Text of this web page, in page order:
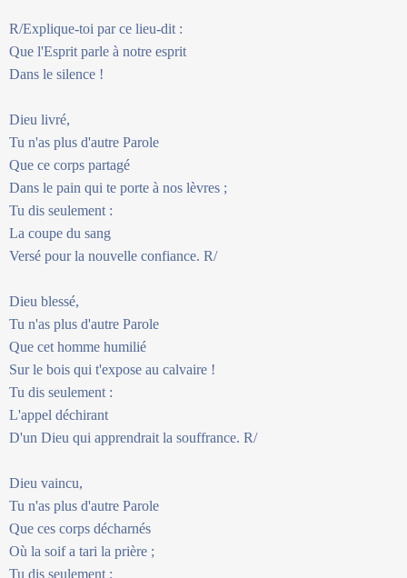
R/Explique-toi par ce lieu-dit :
Que l'Esprit parle à notre esprit
Dans le silence !
Dieu livré,
Tu n'as plus d'autre Parole
Que ce corps partagé
Dans le pain qui te porte à nos lèvres ;
Tu dis seulement :
La coupe du sang
Versé pour la nouvelle confiance. R/
Dieu blessé,
Tu n'as plus d'autre Parole
Que cet homme humilié
Sur le bois qui t'expose au calvaire !
Tu dis seulement :
L'appel déchirant
D'un Dieu qui apprendrait la souffrance. R/
Dieu vaincu,
Tu n'as plus d'autre Parole
Que ces corps décharnés
Où la soif a tari la prière ;
Tu dis seulement :